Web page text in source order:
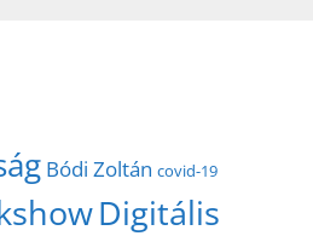
Bódi Zoltán covid-19
Digitális